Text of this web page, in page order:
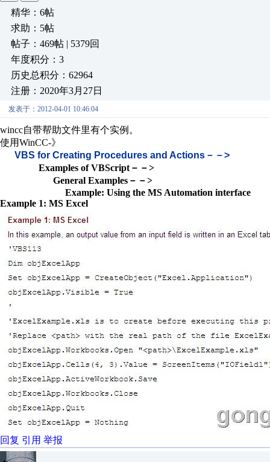
精华：6帖
求助：5帖
帖子：469帖 | 5379回
年度积分：3
历史总积分：62964
注册：2020年3月27日
发表于：2012-04-01 10:46:04
wincc自带帮助文件里有个实例。
使用WinCC-》
VBS for Creating Procedures and Actions－－>
Examples of VBScript－－>
General Examples－－>
Example: Using the MS Automation interface
Example 1: MS Excel
回复 引用 举报